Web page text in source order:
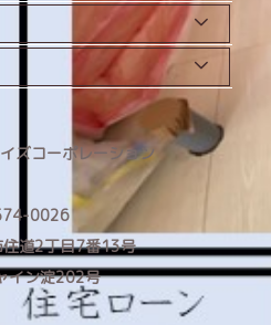
ズコーポレーション
0026
住道2丁目7番13号
イン淀202号